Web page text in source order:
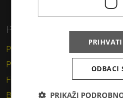
Privatni korisnici
Pismo
Paket
Financijske usluge
Brzojav
PRIHVATI
ODBACI
PRIKAŽI